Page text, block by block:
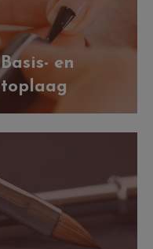
Basis- en
toplaag